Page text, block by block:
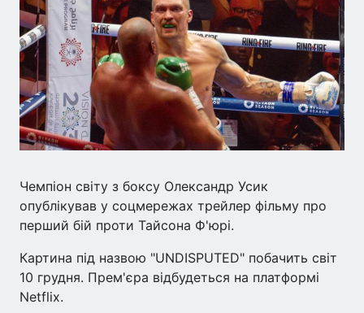
Чемпіон світу з боксу Олександр Усик
опублікував у соцмережах трейлер фільму про
перший бій проти Тайсона Ф'юрі.
Картина під назвою "UNDISPUTED" побачить світ
10 грудня. Прем'єра відбудеться на платформі
Netflix.